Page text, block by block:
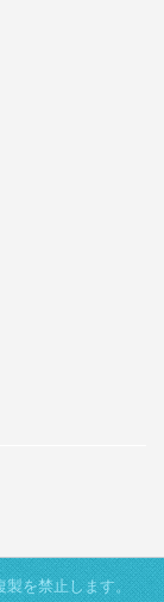
製を禁止します。